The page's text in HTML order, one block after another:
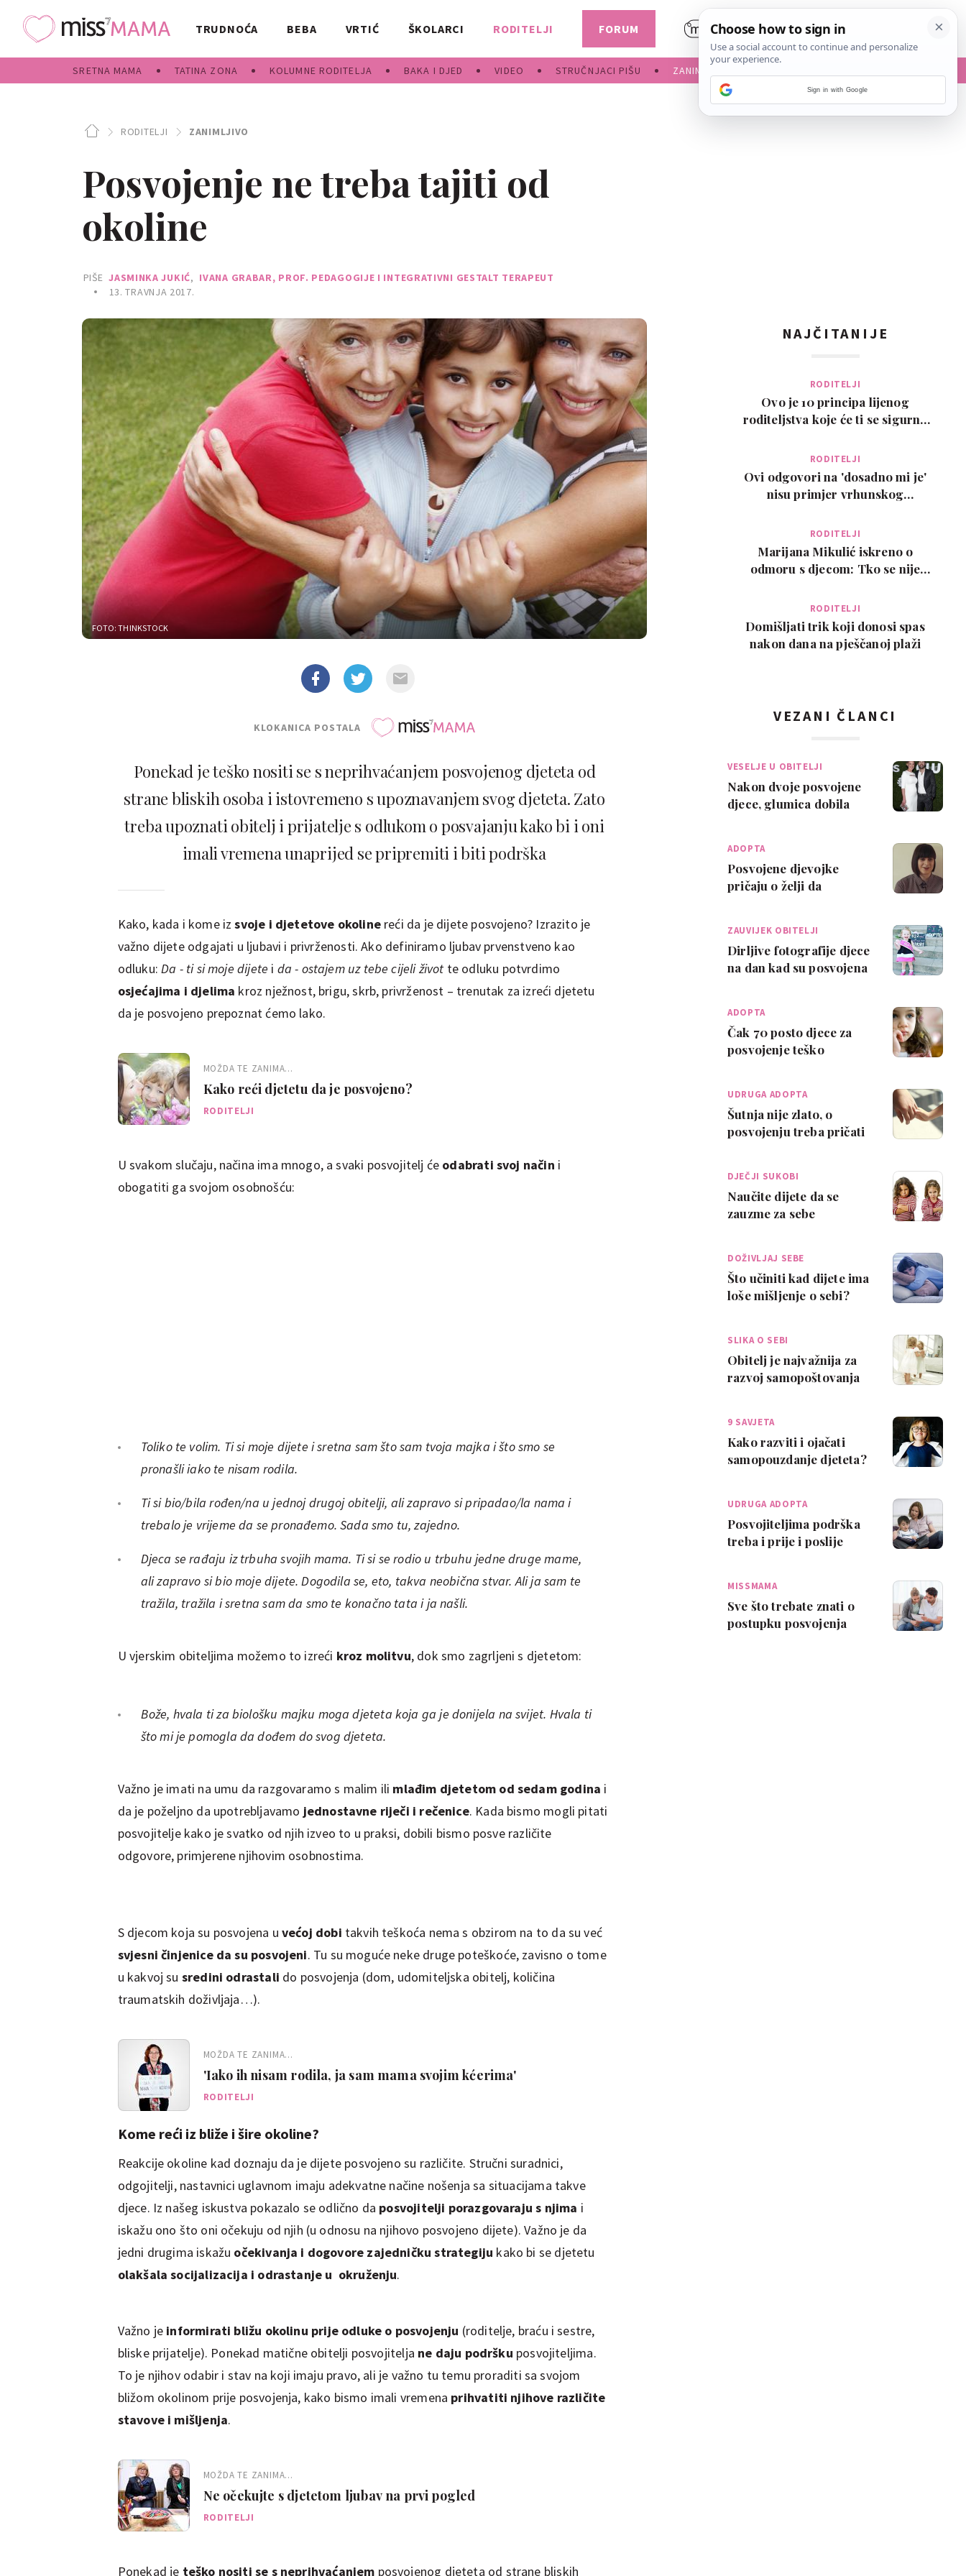
TRUDNOĆA BEBA VRTIĆ ŠKOLARCI RODITELJI
SRETNA MAMA TATINA ZONA KOLUMNE RODITELJA BAKA I DJED VIDEO STRUČNJACI PIŠU ZANIMLJIVOSTI
FORUM
RODITELJI ZANIMLJIVO
Posvojenje ne treba tajiti od
okoline
PIŠE JASMINKA JUKIĆ, IVANA GRABAR, PROF. PEDAGOGIJE I INTEGRATIVNI GESTALT TERAPEUT
13. TRAVNJA 2017.
FOTO: THINKSTOCK
KLOKANICA POSTALA
Ponekad je teško nositi se s neprihvaćanjem posvojenog djeteta od
strane bliskih osoba i istovremeno s upoznavanjem svog djeteta. Zato
treba upoznati obitelj i prijatelje s odlukom o posvajanju kako bi i oni
imali vremena unaprijed se pripremiti i biti podrška
Kako, kada i kome izsvoje i djetetove okolinereći da je dijete posvojeno? Izrazito je
važno dijete odgajati u ljubavi i privrženosti. Ako definiramo ljubav prvenstveno kao
odluku:Da - ti si moje dijete i da - ostajem uz tebe cijeli život te odluku potvrdimo
osjećajima i djelima kroz nježnost, brigu, skrb, privrženost – trenutak za izreći djetetu
da je posvojeno prepoznat ćemo lako.
MOŽDA TE ZANIMA...
Kako reći djetetu da je posvojeno?
RODITELJI
U svakom slučaju, načina ima mnogo, a svaki posvojitelj će odabrati svoj način i
obogatiti ga svojom osobnošću:
Toliko te volim. Ti si moje dijete i sretna sam što sam tvoja majka i što smo se
pronašli iako te nisam rodila.
Ti si bio/bila rođen/na u jednoj drugoj obitelji, ali zapravo si pripadao/la nama i
trebalo je vrijeme da se pronađemo. Sada smo tu, zajedno.
Djeca se rađaju iz trbuha svojih mama. Ti si se rodio u trbuhu jedne druge mame,
ali zapravo si bio moje dijete. Dogodila se, eto, takva neobična stvar. Ali ja sam te
tražila, tražila i sretna sam da smo te konačno tata i ja našli.
U vjerskim obiteljima možemo to izreći kroz molitvu, dok smo zagrljeni s djetetom:
Bože, hvala ti za biološku majku moga djeteta koja ga je donijela na svijet. Hvala ti
što mi je pomogla da dođem do svog djeteta.
Važno je imati na umu da razgovaramo s malim ili mlađim djetetom od sedam godina i
da je poželjno da upotrebljavamo jednostavne riječi i rečenice. Kada bismo mogli pitati
posvojitelje kako je svatko od njih izveo to u praksi, dobili bismo posve različite
odgovore, primjerene njihovim osobnostima.
S djecom koja su posvojena u većoj dobi takvih teškoća nema s obzirom na to da su već
svjesni činjenice da su posvojeni. Tu su moguće neke druge poteškoće, zavisno o tome
u kakvoj su sredini odrastali do posvojenja (dom, udomiteljska obitelj, količina
traumatskih doživljaja…).
MOŽDA TE ZANIMA...
'Iako ih nisam rodila, ja sam mama svojim kćerima'
RODITELJI
Kome reći iz bliže i šire okoline?
Reakcije okoline kad doznaju da je dijete posvojeno su različite. Stručni suradnici,
odgojitelji, nastavnici uglavnom imaju adekvatne načine nošenja sa situacijama takve
djece. Iz našeg iskustva pokazalo se odlično da posvojitelji porazgovaraju s njima i
iskažu ono što oni očekuju od njih (u odnosu na njihovo posvojeno dijete). Važno je da
jedni drugima iskažu očekivanja i dogovore zajedničku strategiju kako bi se djetetu
olakšala socijalizacija i odrastanje u okruženju.
Važno je informirati bližu okolinu prije odluke o posvojenju (roditelje, braću i sestre,
bliske prijatelje). Ponekad matične obitelji posvojitelja ne daju podršku posvojiteljima.
To je njihov odabir i stav na koji imaju pravo, ali je važno tu temu proraditi sa svojom
bližom okolinom prije posvojenja, kako bismo imali vremena prihvatiti njihove različite
stavove i mišljenja.
MOŽDA TE ZANIMA...
Ne očekujte s djetetom ljubav na prvi pogled
RODITELJI
Ponekad je teško nositi se s neprihvaćanjem posvojenog djeteta od strane bliskih
NAJČITANIJE
RODITELJI
Ovo je 10 principa lijenog
roditeljstva koje će ti se sigurno
RODITELJI
Ovi odgovori na 'dosadno mi je'
nisu primjer vrhunskog
RODITELJI
Marijana Mikulić iskreno o
odmoru s djecom: Tko se nije
RODITELJI
Domišljati trik koji donosi spas
nakon dana na pješčanoj plaži
VEZANI ČLANCI
VESELJE U OBITELJI
Nakon dvoje posvojene
djece, glumica dobila
ADOPTA
Posvojene djevojke
pričaju o želji da
ZAUVIJEK OBITELJI
Dirljive fotografije djece
na dan kad su posvojena
ADOPTA
Čak 70 posto djece za
posvojenje teško
UDRUGA ADOPTA
Šutnja nije zlato, o
posvojenju treba pričati
DJEČJI SUKOBI
Naučite dijete da se
zauzme za sebe
DOŽIVLJAJ SEBE
Što učiniti kad dijete ima
loše mišljenje o sebi?
SLIKA O SEBI
Obitelj je najvažnija za
razvoj samopoštovanja
9 SAVJETA
Kako razviti i ojačati
samopouzdanje djeteta?
UDRUGA ADOPTA
Posvojiteljima podrška
treba i prije i poslije
MISSMAMA
Sve što trebate znati o
postupku posvojenja
Sign in with Google